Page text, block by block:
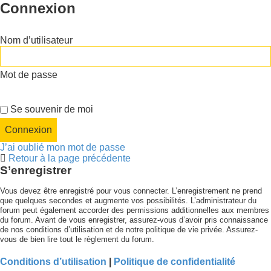
Connexion
Nom d’utilisateur
Mot de passe
Se souvenir de moi
J’ai oublié mon mot de passe
Retour à la page précédente
S’enregistrer
Vous devez être enregistré pour vous connecter. L’enregistrement ne prend
que quelques secondes et augmente vos possibilités. L’administrateur du
forum peut également accorder des permissions additionnelles aux membres
du forum. Avant de vous enregistrer, assurez-vous d’avoir pris connaissance
de nos conditions d’utilisation et de notre politique de vie privée. Assurez-
vous de bien lire tout le règlement du forum.
Conditions d’utilisation Politique de confidentialité